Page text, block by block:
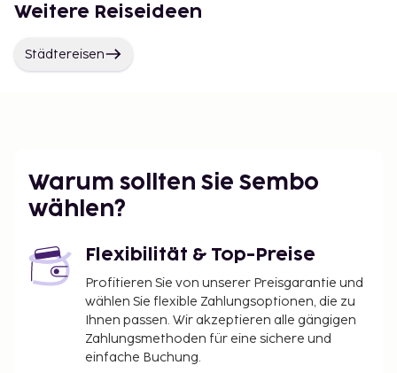
Weitere Reiseideen
Städtereisen
Warum sollten Sie Sembo
wählen?
Flexibilität & Top-Preise
Profitieren Sie von unserer Preisgarantie und
wählen Sie flexible Zahlungsoptionen, die zu
Ihnen passen. Wir akzeptieren alle gängigen
Zahlungsmethoden für eine sichere und
einfache Buchung.